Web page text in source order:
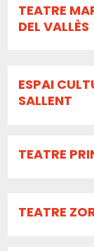
TEATRE
DEL VALLÈS
ESPAI
SALLENT
TEATRE
TEATRE